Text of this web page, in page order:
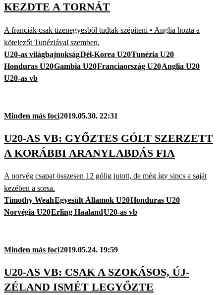
KEZDTE A TORNÁT
A franciák csak tizenegyesből tudtak szépíteni • Anglia hozta a
kötelezőt Tunéziával szemben.
U20-as világbajnokságDél-Korea U20Tunézia U20
Honduras U20Gambia U20Franciaország U20Anglia U20
U20-as vb
Minden más foci2019.05.30. 22:31
U20-AS VB: GYŐZTES GÓLT SZERZETT
A KORÁBBI ARANYLABDÁS FIA
A norvég csapat összesen 12 gólig jutott, de még így sincs a saját
kezében a sorsa.
Timothy WeahEgyesült Államok U20Honduras U20
Norvégia U20Erling HaalandU20-as vb
Minden más foci2019.05.24. 19:59
U20-AS VB: CSAK A SZOKÁSOS, ÚJ-
ZÉLAND ISMÉT LEGYŐZTE